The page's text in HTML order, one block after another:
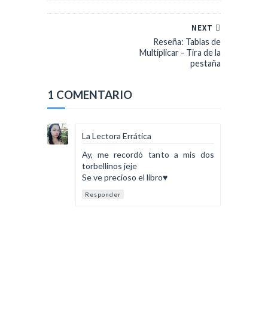
NEXT
Reseña: Tablas de
Multiplicar - Tira de la
pestaña
1 COMENTARIO
La Lectora Errática
Ay, me recordó tanto a mis dos
torbellinos jeje
Se ve precioso el libro♥
Responder